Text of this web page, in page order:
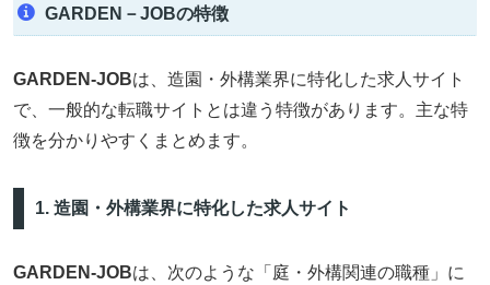
GARDEN－JOBの特徴
GARDEN-JOBは、造園・外構業界に特化した求人サイト
で、一般的な転職サイトとは違う特徴があります。主な特
徴を分かりやすくまとめます。
1. 造園・外構業界に特化した求人サイト
GARDEN-JOBは、次のような「庭・外構関連の職種」に